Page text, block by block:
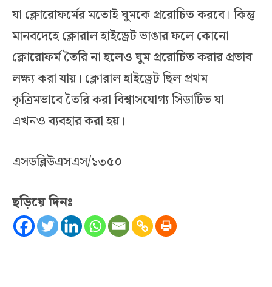
যা ক্লোরোফর্মের মতোই ঘুমকে প্ররোচিত করবে। কিন্তু
মানবদেহে ক্লোরাল হাইড্রেট ভাঙার ফলে কোনো
ক্লোরোফর্ম তৈরি না হলেও ঘুম প্ররোচিত করার প্রভাব
লক্ষ্য করা যায়। ক্লোরাল হাইড্রেট ছিল প্রথম
কৃত্রিমভাবে তৈরি করা বিশ্বাসযোগ্য সিডাটিভ যা
এখনও ব্যবহার করা হয়।
এসডব্লিউএসএস/১৩৫০
ছড়িয়ে দিনঃ